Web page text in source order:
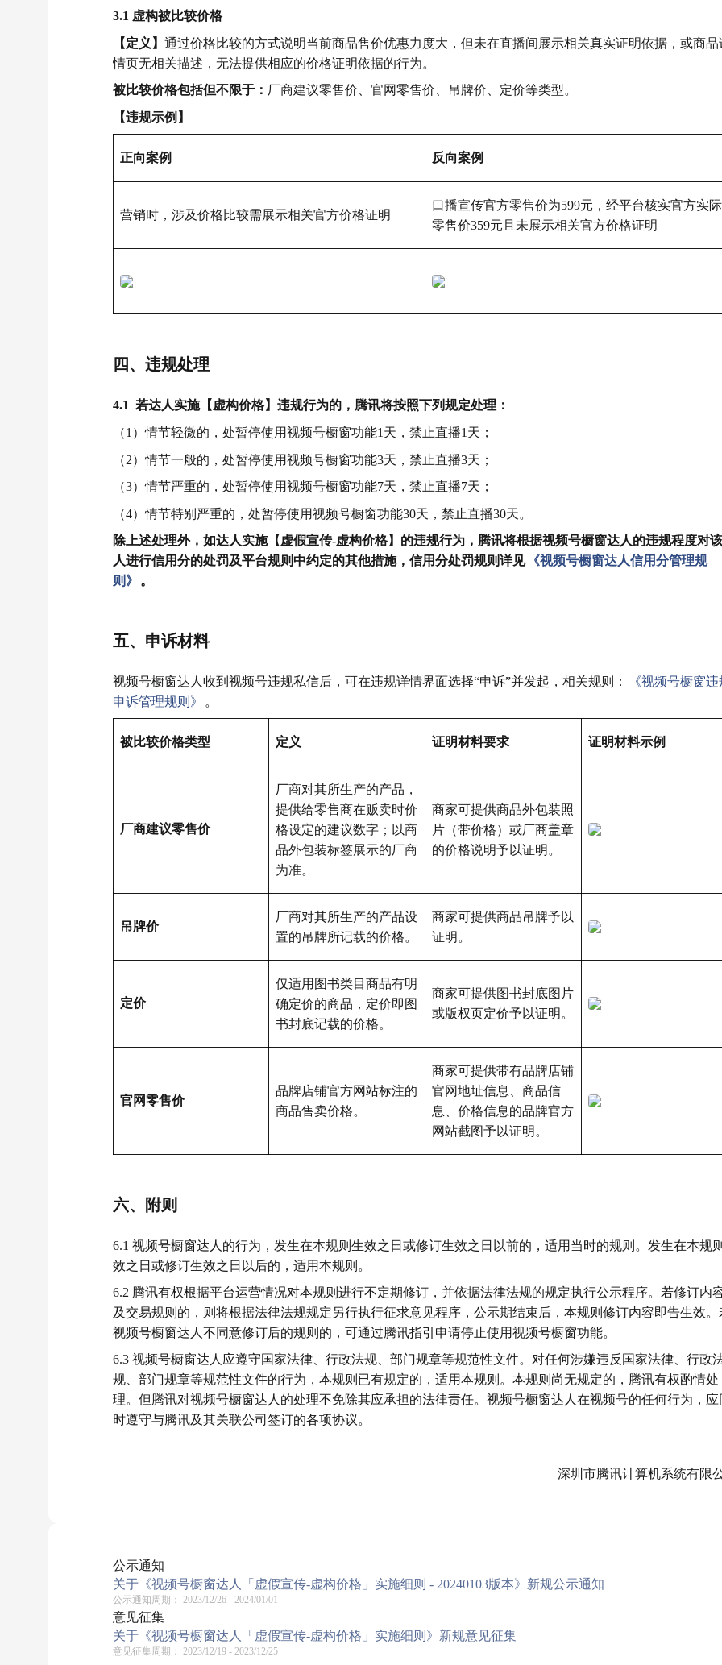
3.1 虚构被比较价格
【定义】 通过价格比较的方式说明当前商品售价优惠力度大，但未在直播间展示相关真实证明依据，或商品
情页无相关描述，无法提供相应的价格证明依据的行为。
被比较价格包括但不限于： 厂商建议零售价、官网零售价、吊牌价、定价等类型。
【违规示例】
正向案例 反向案例
营销时，涉及价格比较需展示相关官方价格证明
口播宣传官方零售价为599元，经平台核实官方实际
零售价359元且未展示相关官方价格证明
四、违规处理
4.1 若达人实施【虚构价格】违规行为的，腾讯将按照下列规定处理：
（1）情节轻微的，处暂停使用视频号橱窗功能1天，禁止直播1天；
（2）情节一般的，处暂停使用视频号橱窗功能3天，禁止直播3天；
（3）情节严重的，处暂停使用视频号橱窗功能7天，禁止直播7天；
（4）情节特别严重的，处暂停使用视频号橱窗功能30天，禁止直播30天。
除上述处理外，如达人实施【虚假宣传-虚构价格】的违规行为，腾讯将根据视频号橱窗达人的违规程度对
人进行信用分的处罚及平台规则中约定的其他措施，信用分处罚规则详见
《视频号橱窗达人信用分管理规
则》
。
五、申诉材料
视频号橱窗达人收到视频号违规私信后，可在违规详情界面选择“申诉”并发起，相关规则：
《视频号橱窗违
申诉管理规则》
。
被比较价格类型 定义 证明材料要求 证明材料示例
厂商建议零售价
厂商对其所生产的产品，
提供给零售商在贩卖时价
格设定的建议数字；以商
品外包装标签展示的厂商
为准。
商家可提供商品外包装照
片（带价格）或厂商盖章
的价格说明予以证明。
吊牌价
厂商对其所生产的产品设
置的吊牌所记载的价格。
商家可提供商品吊牌予以
证明。
定价
仅适用图书类目商品有明
确定价的商品，定价即图
书封底记载的价格。
商家可提供图书封底图片
或版权页定价予以证明。
官网零售价
品牌店铺官方网站标注的
商品售卖价格。
商家可提供带有品牌店铺
官网地址信息、商品信
息、价格信息的品牌官方
网站截图予以证明。
六、附则
6.1 视频号橱窗达人的行为，发生在本规则生效之日或修订生效之日以前的，适用当时的规则。发生在本规
效之日或修订生效之日以后的，适用本规则。
6.2 腾讯有权根据平台运营情况对本规则进行不定期修订，并依据法律法规的规定执行公示程序。若修订内
及交易规则的，则将根据法律法规规定另行执行征求意见程序，公示期结束后，本规则修订内容即告生效。
视频号橱窗达人不同意修订后的规则的，可通过腾讯指引申请停止使用视频号橱窗功能。
6.3 视频号橱窗达人应遵守国家法律、行政法规、部门规章等规范性文件。对任何涉嫌违反国家法律、行政
规、部门规章等规范性文件的行为，本规则已有规定的，适用本规则。本规则尚无规定的，腾讯有权酌情处
理。但腾讯对视频号橱窗达人的处理不免除其应承担的法律责任。视频号橱窗达人在视频号的任何行为，应
时遵守与腾讯及其关联公司签订的各项协议。
深圳市腾讯计算机系统有限
公示通知
关于《视频号橱窗达人「虚假宣传-虚构价格」实施细则 - 20240103版本》新规公示通知
公示通知周期： 2023/12/26 - 2024/01/01
意见征集
关于《视频号橱窗达人「虚假宣传-虚构价格」实施细则》新规意见征集
意见征集周期： 2023/12/19 - 2023/12/25